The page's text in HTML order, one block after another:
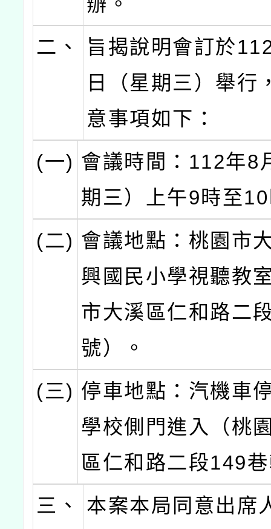
二、
旨揭說明會訂於
日（星期三）舉行
意事項如下：
(一) 會議時間：112年8
期三）上午9時至
(二) 會議地點：桃園市
興國民小學視聽教
市大溪區仁和路二
號）。
(三) 停車地點：汽機車
學校側門進入（桃
區仁和路二段149
三、
本案本局同意出席